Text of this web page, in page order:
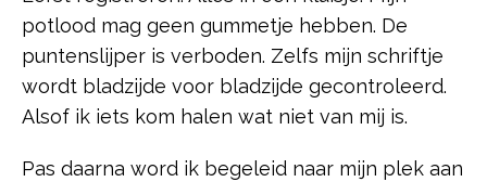
potlood mag geen gummetje hebben. De
puntenslijper is verboden. Zelfs mijn schriftje
wordt bladzijde voor bladzijde gecontroleerd.
Alsof ik iets kom halen wat niet van mij is.
Pas daarna word ik begeleid naar mijn plek aan